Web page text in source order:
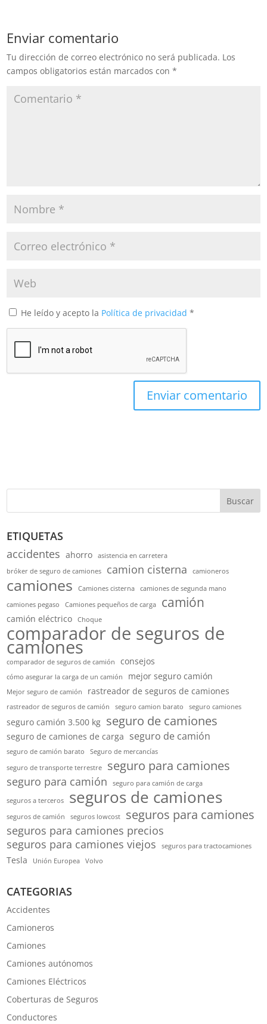
Enviar comentario
Tu dirección de correo electrónico no será publicada. Los
campos obligatorios están marcados con*
He leído y acepto la Política de privacidad*
Buscar
ETIQUETAS
accidentes ahorro
asistencia en carretera
bróker de seguro de camiones
camion cisterna camioneros
camiones Camiones cisterna
camiones de segunda mano
camiones pegaso
Camiones pequeños de carga camión
camión eléctrico Choque
comparador de seguros de
camiones
comparador de seguros de camión consejos
cómo asegurar la carga de un camión mejor seguro camión
Mejor seguro de camión rastreador de seguros de camiones
rastreador de seguros de camión seguro camion barato seguro camiones
seguro camión 3.500 kg seguro de camiones
seguro de camiones de carga seguro de camión
seguro de camión barato
Seguro de mercancías
seguro de transporte terrestre
seguro para camiones
seguro para camión seguro para camión de carga
seguros a terceros seguros de camiones
seguros de camión seguros lowcost seguros para camiones
seguros para camiones precios
seguros para camiones viejos
seguros para tractocamiones
Tesla Unión Europea Volvo
CATEGORIAS
Accidentes
Camioneros
Camiones
Camiones autónomos
Camiones Eléctricos
Coberturas de Seguros
Conductores